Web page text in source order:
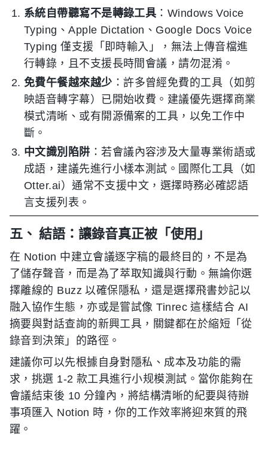
系統自帶聽寫不是轉錄工具 ：Windows Voice
Typing、Apple Dictation、Google Docs Voice
Typing 僅支援「即時輸入」，無法上傳音檔進
行轉錄，且不支援長時間會議，請勿混淆。
免費午餐越來越少 ：許多曾經免費的工具（如剪
映語音轉字幕）已開始收費。建議優先選擇商業
模式清晰、或有開源備案的工具，以免工作中
斷。
中文識別陷阱 ：若會議內容涉及大量專業術語或
成語，建議先進行小樣本測試。國際化工具（如
Otter.ai）通常不支援中文，選擇時務必確認語
言支援列表。
五、 結語：讓錄音真正被「使用」
在 Notion 中建立會議逐字稿的最終目的，不是為
了儲存聲音，而是為了萃取知識與行動。無論你選
擇離線的 Buzz 以確保隱私，還是選擇飛書妙記以
融入協作生態，亦或是嘗試像 Tinrec 這樣結合 AI
摘要與對話查詢的新興工具，關鍵都在於縮短「從
錄音到決策」的路徑。
建議你可以先根據自身對隱私、成本及功能的需
求，挑選 1-2 款工具進行小规模測試。當你能夠在
會議結束後 10 分鐘內，將結構清晰的紀要與待辦
事項匯入 Notion 時，你的工作效率將迎來質的飛
躍。